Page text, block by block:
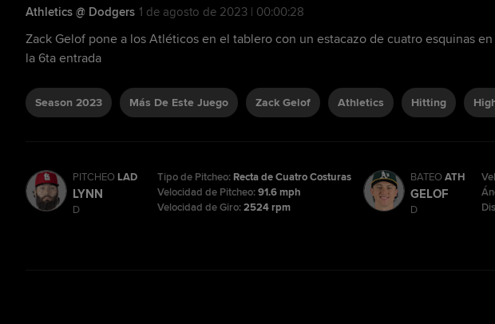
Athletics @ Dodgers 1 de agosto de 2023 | 00:00:28
Zack Gelof pone a los Atléticos en el tablero con un estacazo de cuatro esquinas en
la 6ta entrada
Season 2023 Más De Este Juego Zack Gelof Athletics Hitting
PITCHEO LAD
LYNN
D
Tipo de Pitcheo: Recta de Cuatro Costuras
Velocidad de Pitcheo:91.6 mph
Velocidad de Giro:2524 rpm
BATEO ATH
GELOF
D